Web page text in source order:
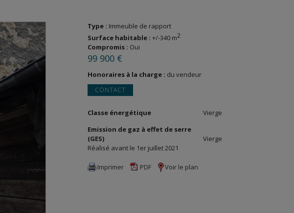
Type : Immeuble de rapport
Surface habitable : +/-340 m2
Compromis : Oui
99 900 €
Honoraires à la charge : du vendeur
CONTACT
Classe énergétique
Vierge
Emission de gaz à effet de serre
(GES)
Réalisé avant le 1er juillet 2021
Vierge
Imprimer PDF Voir le plan